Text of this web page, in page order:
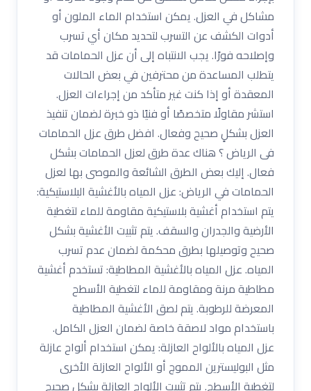
مشاكل في العزل. يمكن استخدام الماء الملون أو
أدوات الكشف عن التسرب لتحديد مكان أي تسرب
وإصلاحه فورًا. يجب الانتباه إلى أن عزل الحمامات قد
يتطلب المساعدة من محترفين في بعض الحالات
المعقدة أو إذا كنت غير متأكد من إجراءات العزل.
استشر مقاولًا متخصصًا أو فنيًا ذو خبرة لضمان تنفيذ
العزل بشكلٍ صحيح وفعال. افضل طرق عزل الحمامات
فى الرياض ؟ هناك عدة طرق لعزل الحمامات بشكل
فعال. إليك بعض الطرق الشائعة والموصى بها لعزل
الحمامات في الرياض: عزل المياه بالأغشية البلاستيكية:
يتم استخدام أغشية بلاستيكية مقاومة للماء لتغطية
الأرضية والجدران والسقف. يتم تثبيت الأغشية بشكل
صحيح وتوصيلها بطرق محكمة لضمان عدم تسرب
المياه. عزل المياه بالأغشية المطاطية: تستخدم أغشية
مطاطية مرنة ومقاومة للماء لتغطية الأسطح
المعرضة للرطوبة. يتم لصق الأغشية المطاطية
باستخدام مواد لاصقة خاصة لضمان العزل الكامل.
عزل المياه بالألواح العازلة: يمكن استخدام ألواح عازلة
مثل البوليسترين المموج أو الألواح العازلة الأخرى
لتغطية الأسطح. يتم تثبيت الألواح العازلة بشكل صحيح